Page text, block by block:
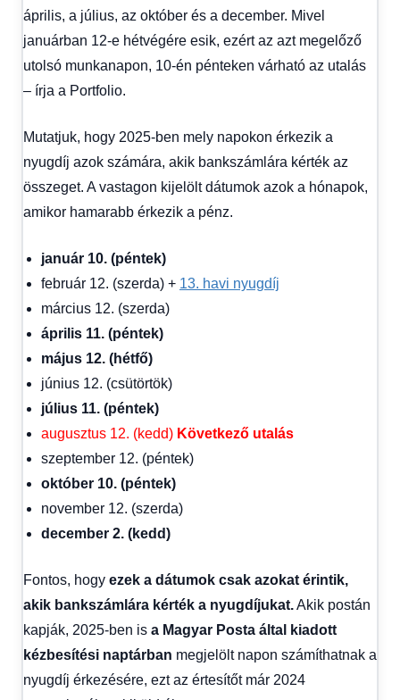
április, a július, az október és a december. Mivel
januárban 12-e hétvégére esik, ezért az azt megelőző
utolsó munkanapon, 10-én pénteken várható az utalás
– írja a Portfolio.
Mutatjuk, hogy 2025-ben mely napokon érkezik a
nyugdíj azok számára, akik bankszámlára kérték az
összeget. A vastagon kijelölt dátumok azok a hónapok,
amikor hamarabb érkezik a pénz.
január 10. (péntek)
február 12. (szerda) + 13. havi nyugdíj
március 12. (szerda)
április 11. (péntek)
május 12. (hétfő)
június 12. (csütörtök)
július 11. (péntek)
augusztus 12. (kedd) Következő utalás
szeptember 12. (péntek)
október 10. (péntek)
november 12. (szerda)
december 2. (kedd)
Fontos, hogy ezek a dátumok csak azokat érintik,
akik bankszámlára kérték a nyugdíjukat.Akik postán
kapják, 2025-ben is a Magyar Posta által kiadott
kézbesítési naptárban megjelölt napon számíthatnak a
nyugdíj érkezésére, ezt az értesítőt már 2024